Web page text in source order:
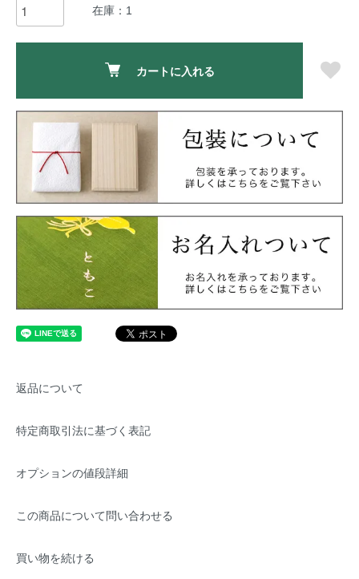
在庫：1
カートに入れる
返品について
特定商取引法に基づく表記
オプションの値段詳細
この商品について問い合わせる
買い物を続ける